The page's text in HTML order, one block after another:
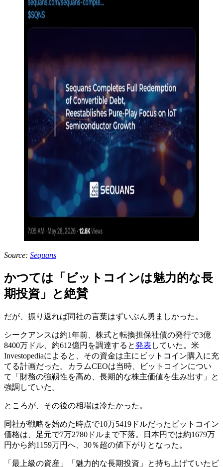
Source: Sequans
かつては「ビットコインは魅力的な長
期投資」と絶賛
だが、振り返れば同社の言葉はずいぶん勇ましかった。
シークアンスは約1年前、株式と転換担保社債の発行で3億
8400万ドル、約612億円を調達すると発表 していた。米
Investopediaによると、その資金は主にビットコイン購入に充
てる計画だった。カラムCEOは当時、ビットコインについ
て「財務の強靱性を高め、長期的な株主価値を生み出す」と
強調していた。
ところが、その後の相場は冷たかった。
同社が戦略を始めた時点で10万5419ドルだったビットコイン
価格は、足元で7万2780ドルまで下落。日本円では約1679万
円から約1159万円へ、30％超の値下がりとなった。
「最上級の資産」「魅力的な長期投資」と持ち上げていたビ